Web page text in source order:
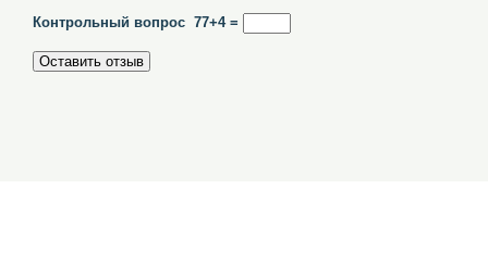
Контрольный вопрос 77+4 =